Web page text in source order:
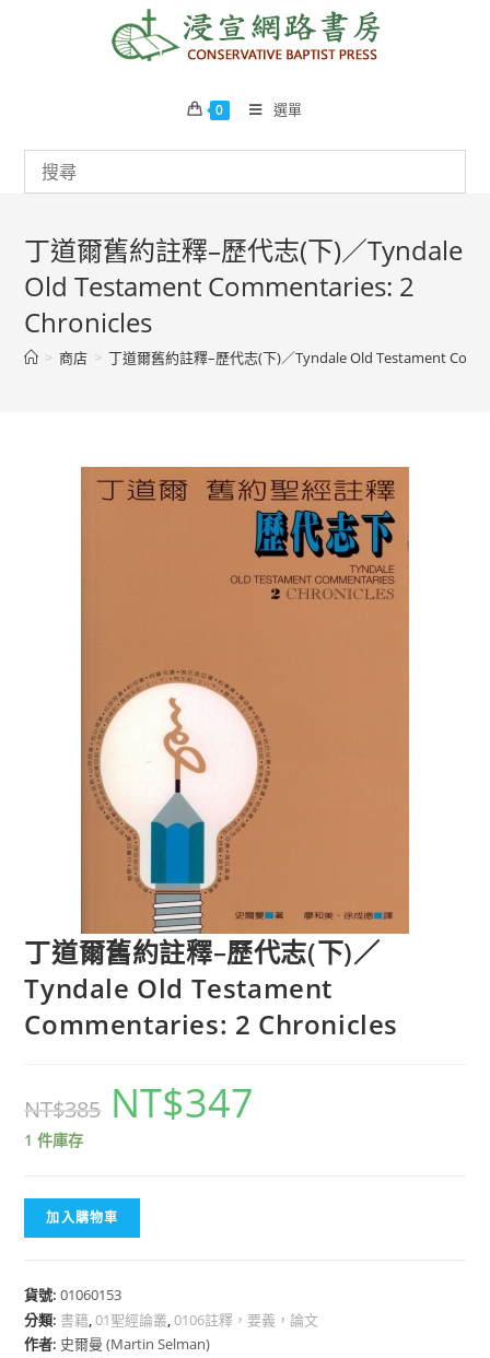
0 選單
丁道爾舊約註釋–歷代志(下)／Tyndale
Old Testament Commentaries: 2
Chronicles
> 商店 > 丁道爾舊約註釋–歷代志(下)／Tyndale Old Testament
丁道爾舊約註釋–歷代志(下)／
Tyndale Old Testament
Commentaries: 2 Chronicles
NT$385 NT$347
1 件庫存
加入購物車
貨號:01060153
分類: 書籍,01聖經論叢,0106註釋，要義，論文
作者: 史爾曼 (Martin Selman)